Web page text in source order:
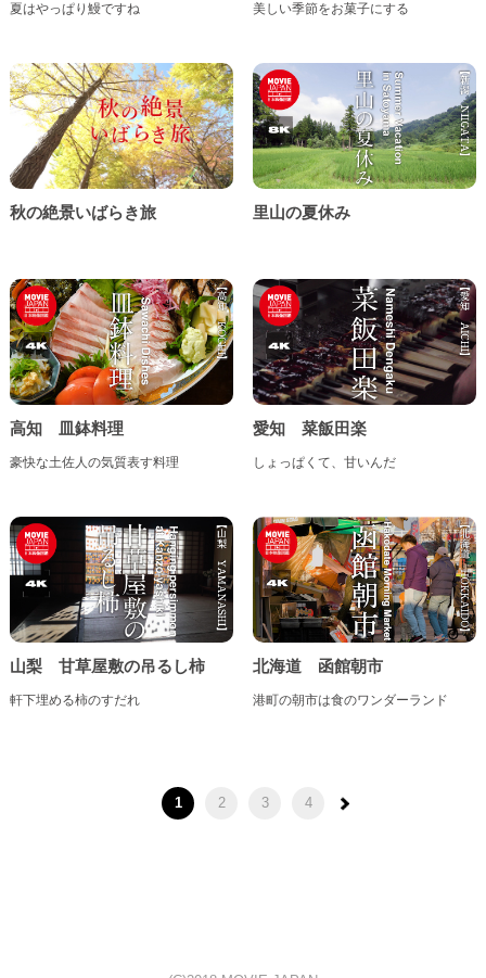
夏はやっぱり鰻ですね 美しい季節をお菓子にする
秋の絶景いばらき旅 里山の夏休み
高知 皿鉢料理
豪快な土佐人の気質表す料理
愛知 菜飯田楽
しょっぱくて、甘いんだ
山梨 甘草屋敷の吊るし柿
軒下埋める柿のすだれ
北海道 函館朝市
港町の朝市は食のワンダーランド
1 2 3 4